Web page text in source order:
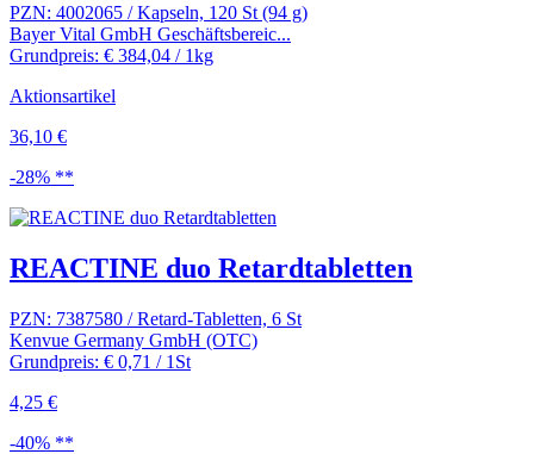
PZN: 4002065 / Kapseln, 120 St (94 g)
Bayer Vital GmbH Geschäftsbereic...
Grundpreis: € 384,04 / 1kg
Aktionsartikel
36,10 €
-28% **
REACTINE duo Retardtabletten
PZN: 7387580 / Retard-Tabletten, 6 St
Kenvue Germany GmbH (OTC)
Grundpreis: € 0,71 / 1St
4,25 €
-40% **